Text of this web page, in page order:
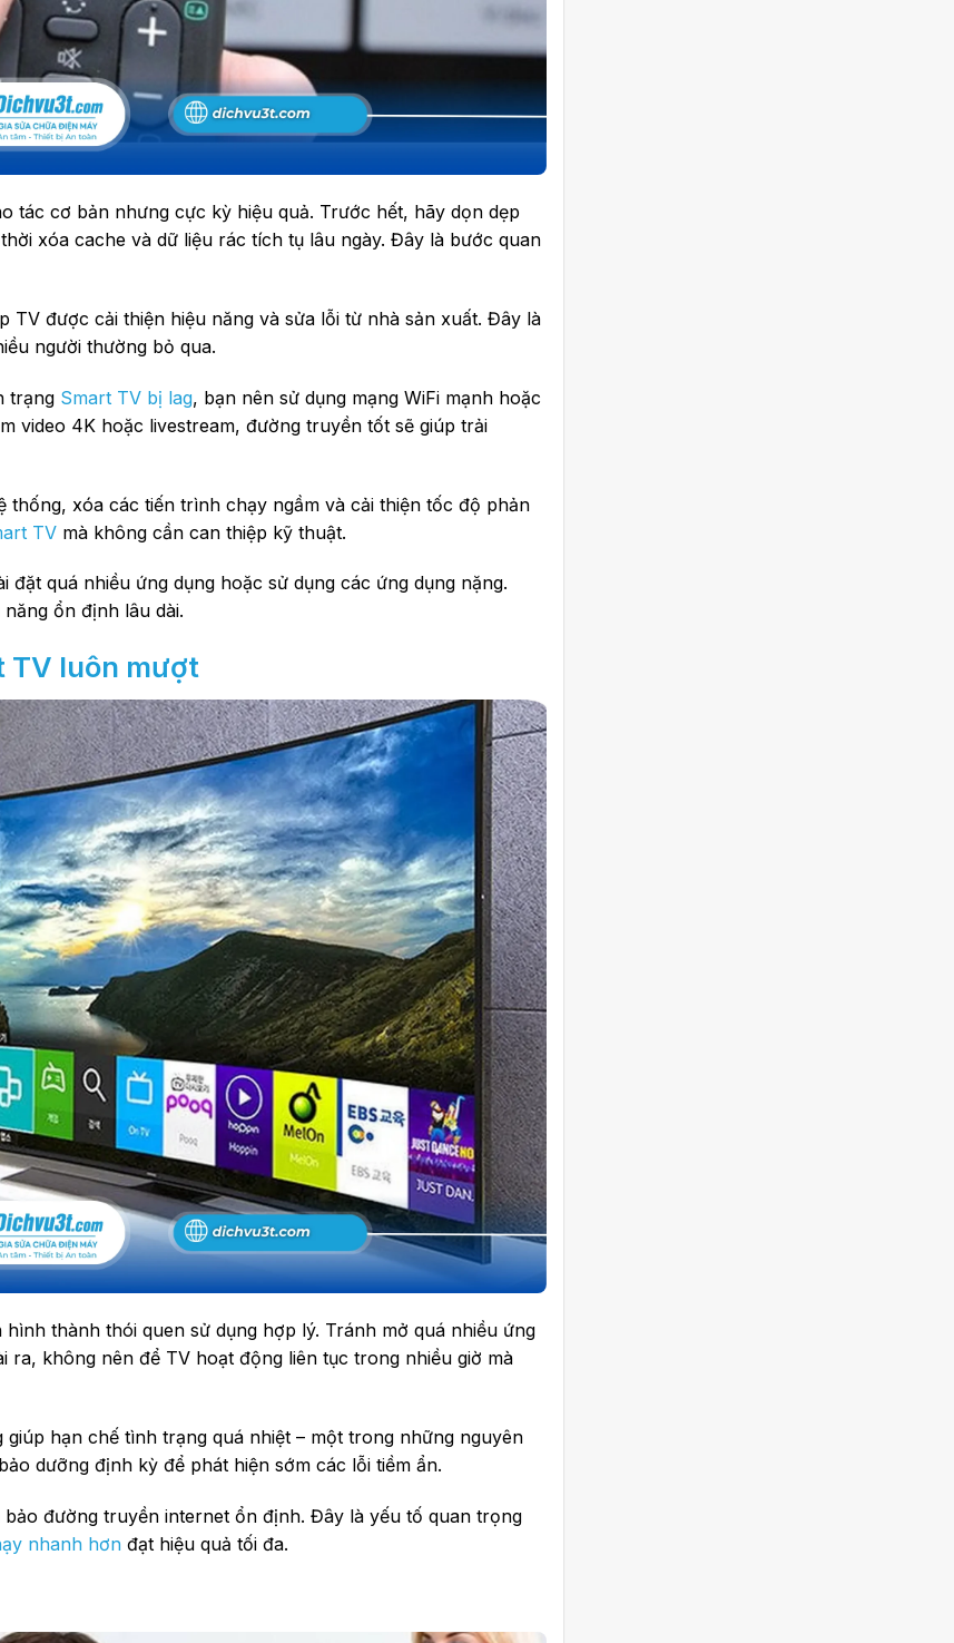
tác cơ bản nhưng cực kỳ hiệu quả. Trước hết, hãy dọn dẹp
xóa cache và dữ liệu rác tích tụ lâu ngày. Đây là bước quan
được cải thiện hiệu năng và sửa lỗi từ nhà sản xuất. Đây là
người thường bỏ qua.
trạng Smart TV bị lag, bạn nên sử dụng mạng WiFi mạnh hoặc
video 4K hoặc livestream, đường truyền tốt sẽ giúp trải
xóa các tiến trình chạy ngầm và cải thiện tốc độ phản
TV mà không cần can thiệp kỹ thuật.
quá nhiều ứng dụng hoặc sử dụng các ứng dụng nặng.
ổn định lâu dài.
TV luôn mượt
thành thói quen sử dụng hợp lý. Tránh mở quá nhiều ứng
ra, không nên để TV hoạt động liên tục trong nhiều giờ mà
hạn chế tình trạng quá nhiệt – một trong những nguyên
dưỡng định kỳ để phát hiện sớm các lỗi tiềm ẩn.
đường truyền internet ổn định. Đây là yếu tố quan trọng
nhanh hơn đạt hiệu quả tối đa.